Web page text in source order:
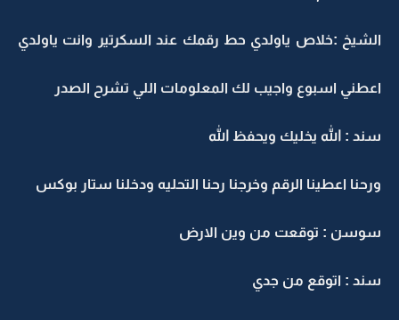
الشيخ :خلاص ياولدي حط رقمك عند السكرتير وانت ياولدي
اعطني اسبوع واجيب لك المعلومات اللي تشرح الصدر
سند : الله يخليك ويحفظ الله
ورحنا اعطينا الرقم وخرجنا رحنا التحليه ودخلنا ستار بوكس
سوسن : توقعت من وين الارض
سند : اتوقع من جدي